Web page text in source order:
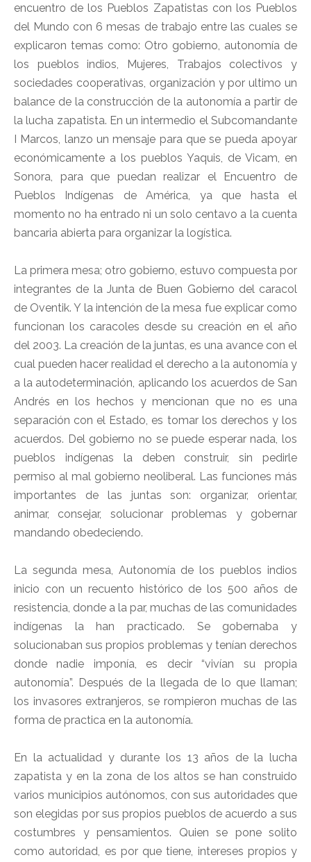
encuentro de los Pueblos Zapatistas con los Pueblos
del Mundo con 6 mesas de trabajo entre las cuales se
explicaron temas como: Otro gobierno, autonomía de
los pueblos indios, Mujeres, Trabajos colectivos y
sociedades cooperativas, organización y por ultimo un
balance de la construcción de la autonomía a partir de
la lucha zapatista. En un intermedio el Subcomandante
I Marcos, lanzo un mensaje para que se pueda apoyar
económicamente a los pueblos Yaquis, de Vicam, en
Sonora, para que puedan realizar el Encuentro de
Pueblos Indígenas de América, ya que hasta el
momento no ha entrado ni un solo centavo a la cuenta
bancaria abierta para organizar la logística.
La primera mesa; otro gobierno, estuvo compuesta por
integrantes de la Junta de Buen Gobierno del caracol
de Oventik. Y la intención de la mesa fue explicar como
funcionan los caracoles desde su creación en el año
del 2003. La creación de la juntas, es una avance con el
cual pueden hacer realidad el derecho a la autonomía y
a la autodeterminación, aplicando los acuerdos de San
Andrés en los hechos y mencionan que no es una
separación con el Estado, es tomar los derechos y los
acuerdos. Del gobierno no se puede esperar nada, los
pueblos indígenas la deben construir, sin pedirle
permiso al mal gobierno neoliberal. Las funciones más
importantes de las juntas son: organizar, orientar,
animar, consejar, solucionar problemas y gobernar
mandando obedeciendo.
La segunda mesa, Autonomía de los pueblos indios
inicio con un recuento histórico de los 500 años de
resistencia, donde a la par, muchas de las comunidades
indígenas la han practicado. Se gobernaba y
solucionaban sus propios problemas y tenían derechos
donde nadie imponía, es decir “vivían su propia
autonomía”. Después de la llegada de lo que llaman;
los invasores extranjeros, se rompieron muchas de las
forma de practica en la autonomía.
En la actualidad y durante los 13 años de la lucha
zapatista y en la zona de los altos se han construido
varios municipios autónomos, con sus autoridades que
son elegidas por sus propios pueblos de acuerdo a sus
costumbres y pensamientos. Quien se pone solito
como autoridad, es por que tiene, intereses propios y